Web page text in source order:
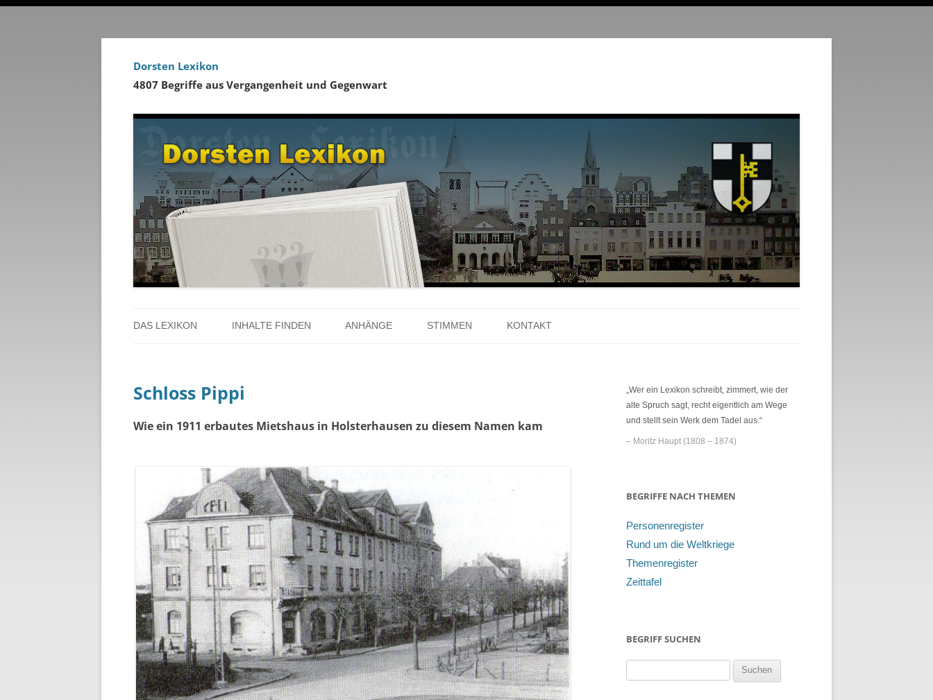
Dorsten Lexikon
4807 Begriffe aus Vergangenheit und Gegenwart
zum
DAS LEXIKON
ÜBER DAS PROJEKT
INHALTE FINDEN
PERSONENREGISTER
RUND UM DIE WELTKRIEGE
ZEITTAFEL
ANHÄNGE
LINKS
STIMMEN KONTAKT
DANK
Schloss Pippi
Wie ein 1911 erbautes Mietshaus in Holsterhausen zu diesem Namen kam
„Wer ein Lexikon schreibt, zimmert, wie der
alte Spruch sagt, recht eigentlich am Wege
und stellt sein Werk dem Tadel aus.“
– Moritz Haupt (1808 – 1874)
BEGRIFFE NACH THEMEN
Personenregister
Rund um die Weltkriege
Themenregister
Zeittafel
BEGRIFF SUCHEN